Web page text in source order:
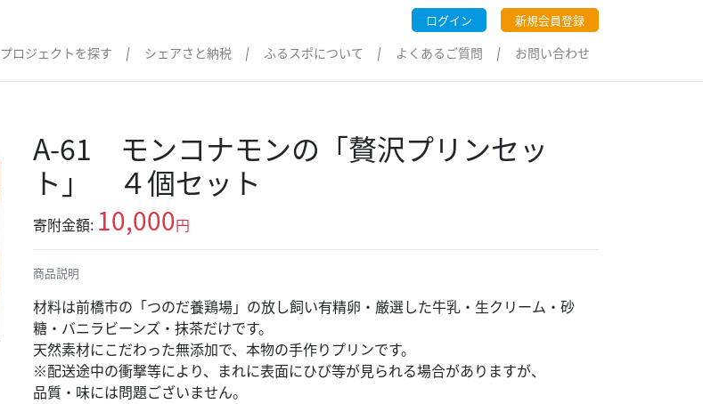
ログイン 新規会員登録
プロジェクトを探す シェアさと納税 ふるスポについて よくあるご質問 お問い合わせ
A-61 モンコナモンの「贅沢プリンセッ
ト」 ４個セット
寄附金額: 10,000円
商品説明
材料は前橋市の「つのだ養鶏場」の放し飼い有精卵・厳選した牛乳・生クリーム・砂
糖・バニラビーンズ・抹茶だけです。
天然素材にこだわった無添加で、本物の手作りプリンです。
※配送途中の衝撃等により、まれに表面にひび等が見られる場合がありますが、
品質・味には問題ございません。